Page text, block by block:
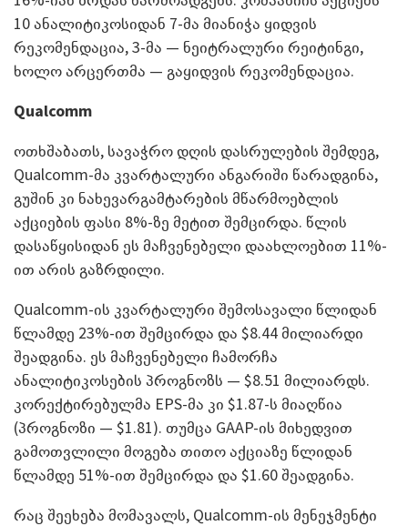
10 ანალიტიკოსიდან 7-მა მიანიჭა ყიდვის
რეკომენდაცია, 3-მა — ნეიტრალური რეიტინგი,
ხოლო არცერთმა — გაყიდვის რეკომენდაცია.
Qualcomm
ოთხშაბათს, სავაჭრო დღის დასრულების შემდეგ,
Qualcomm-მა კვარტალური ანგარიში წარადგინა,
გუშინ კი ნახევარგამტარების მწარმოებლის
აქციების ფასი 8%-ზე მეტით შემცირდა. წლის
დასაწყისიდან ეს მაჩვენებელი დაახლოებით 11%-
ით არის გაზრდილი.
Qualcomm-ის კვარტალური შემოსავალი წლიდან
წლამდე 23%-ით შემცირდა და $8.44 მილიარდი
შეადგინა. ეს მაჩვენებელი ჩამორჩა
ანალიტიკოსების პროგნოზს — $8.51 მილიარდს.
კორექტირებულმა EPS-მა კი $1.87-ს მიაღწია
(პროგნოზი — $1.81). თუმცა GAAP-ის მიხედვით
გამოთვლილი მოგება თითო აქციაზე წლიდან
წლამდე 51%-ით შემცირდა და $1.60 შეადგინა.
რაც შეეხება მომავალს, Qualcomm-ის მენეჯმენტი